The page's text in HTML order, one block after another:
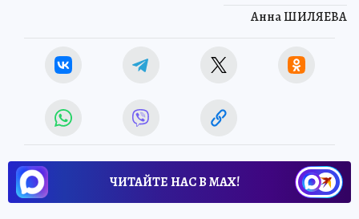
Анна ШИЛЯЕВА
ЧИТАЙТЕ НАС В МАХ!